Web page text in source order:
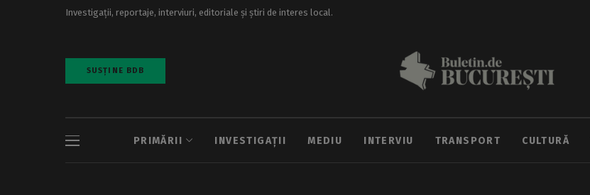
Investigații, reportaje, interviuri, editoriale și știri de interes local.
SUSȚINE BDB
PRIMĂRII INVESTIGAȚII MEDIU INTERVIU TRANSPORT CULTURĂ